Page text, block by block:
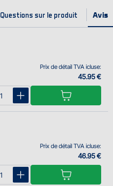
Questions sur le produit
Prix de détail TVA icluse:
45.95 €
Prix de détail TVA icluse:
46.95 €